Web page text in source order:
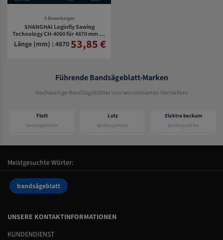
0 Bewertungen
SHANGHAI Loginfly Sawing
Technology CH-4060 für 4870 mm Bi-
Metall Bandsägeblätter
Länge (mm) : 487053,85 €
Führende Bandsägeblatt-Marken
Hochwertige Bandsägeblätter von renommierten Herstellern
Flott
Bandsägeblätter
Lutz
Bandsägeblätter
Elektra beckum
Bandsägeblätter
Meistgesuchte Wörter:
bandsägeblatt
UNSERE KONTAKTINFORMATIONEN
KUNDENDIENST